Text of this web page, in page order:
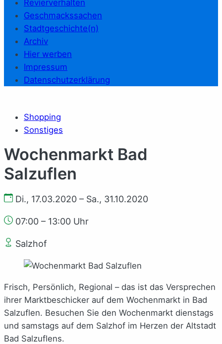
Revierverhalten
Geschmackssachen
Stadtgeschichte(n)
Archiv
Hier werben
Impressum
Datenschutzerklärung
Shopping
Sonstiges
Wochenmarkt Bad
Salzuflen
Di., 17.03.2020 – Sa., 31.10.2020
07:00 – 13:00 Uhr
Salzhof
Frisch, Persönlich, Regional – das ist das Versprechen
ihrer Marktbeschicker auf dem Wochenmarkt in Bad
Salzuflen. Besuchen Sie den Wochenmarkt dienstags
und samstags auf dem Salzhof im Herzen der Altstadt
Bad Salzuflens.